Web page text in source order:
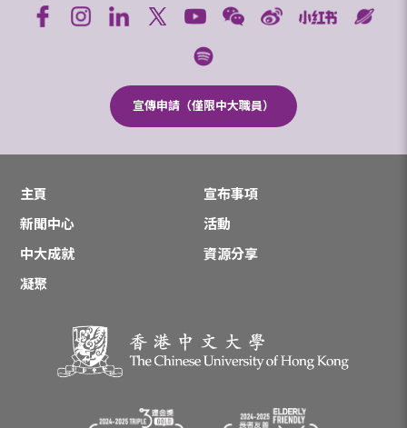
宣傳申請（僅限中大職員）
主頁
宣布事項
新聞中心
活動
中大成就
資源分享
凝聚